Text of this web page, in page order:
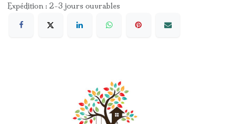
Expédition : 2-3 jours ouvrables